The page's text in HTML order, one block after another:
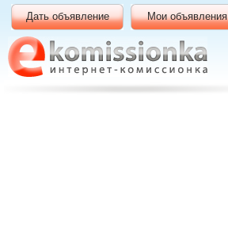
Дать объявление Мои объявления